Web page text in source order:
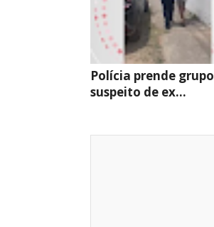
Polícia prende grupo
suspeito de ex...